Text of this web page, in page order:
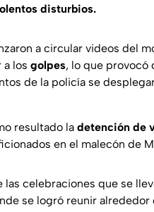
disturbios.
a circular videos del
a los golpes, lo que provocó
de la policía se
resultado la detención de
en el malecón de
celebraciones que se
se logró reunir alrededor